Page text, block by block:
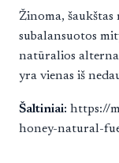
Žinoma, šaukštas
subalansuotos
natūralios
yra vienas iš
Šaltiniai: https://
honey-natural-